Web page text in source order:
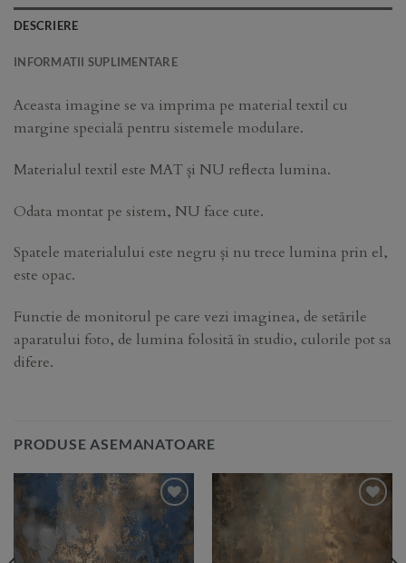
DESCRIERE
INFORMATII SUPLIMENTARE
Aceasta imagine se va imprima pe material textil cu
margine specială pentru sistemele modulare.
Materialul textil este MAT și NU reflecta lumina.
Odata montat pe sistem, NU face cute.
Spatele materialului este negru și nu trece lumina prin el,
este opac.
Functie de monitorul pe care vezi imaginea, de setările
aparatului foto, de lumina folosită în studio, culorile pot sa
difere.
PRODUSE ASEMANATOARE
Add to
Wishlist